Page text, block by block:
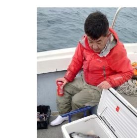
c
e
b
o
o
e